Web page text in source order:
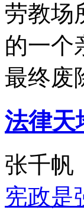
劳教场
的一个
最终废
法律天
张千帆
宪政是